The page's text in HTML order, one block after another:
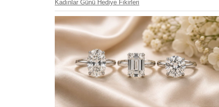
Kadınlar Günü Hediye Fikirleri